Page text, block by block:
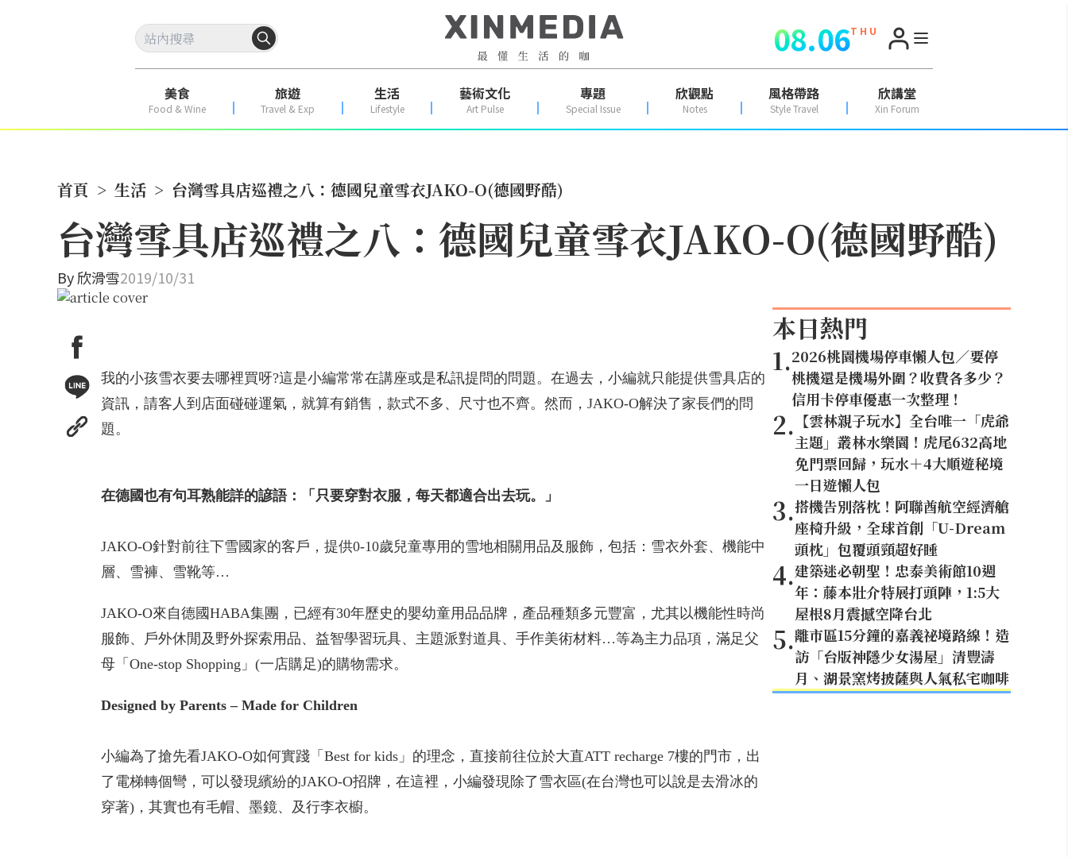
08.06T H U
美食
Food & Wine
旅遊
Travel & Exp
生活
Lifestyle
藝術文化
Art Pulse
專題
Special Issue
欣觀點
Notes
風格帶路
Style Travel
欣講堂
Xin Forum
首頁 > 生活 > 台灣雪具店巡禮之八：德國兒童雪衣JAKO-O(德國野酷)
台灣雪具店巡禮之八：德國兒童雪衣JAKO-O(德國野酷)
By欣滑雪2019/10/31
我的小孩雪衣要去哪裡買呀?這是小編常常在講座或是私訊提問的問題。在過去，小編就只能提供雪具店的
資訊，請客人到店面碰碰運氣，就算有銷售，款式不多、尺寸也不齊。然而，JAKO-O解決了家長們的問
題。
在德國也有句耳熟能詳的諺語：「只要穿對衣服，每天都適合出去玩。」
JAKO-O針對前往下雪國家的客戶，提供0-10歲兒童專用的雪地相關用品及服飾，包括：雪衣外套、機能中
層、雪褲、雪靴等…
JAKO-O來自德國HABA集團，已經有30年歷史的嬰幼童用品品牌，產品種類多元豐富，尤其以機能性時尚
服飾、戶外休閒及野外探索用品、益智學習玩具、主題派對道具、手作美術材料…等為主力品項，滿足父
母「One-stop Shopping」(一店購足)的購物需求。
Designed by Parents– Made for Children
小編為了搶先看JAKO-O如何實踐「Best for kids」的理念，直接前往位於大直ATT recharge 7樓的門市，出
了電梯轉個彎，可以發現繽紛的JAKO-O招牌，在這裡，小編發現除了雪衣區(在台灣也可以說是去滑冰的
穿著)，其實也有毛帽、墨鏡、及行李衣櫥。
本日熱門
1.2026桃園機場停車懶人包／要停
桃機還是機場外圍？收費各多少？
信用卡停車優惠一次整理！
2. 【雲林親子玩水】全台唯一「虎爺
主題」叢林水樂園！虎尾632高地
免門票回歸，玩水＋4大順遊秘境
一日遊懶人包
3.搭機告別落枕！阿聯酋航空經濟艙
座椅升級，全球首創「U-Dream
頭枕」包覆頭頸超好睡
4.建築迷必朝聖！忠泰美術館10週
年：藤本壯介特展打頭陣，1:5大
屋根8月震撼空降台北
5.離市區15分鐘的嘉義祕境路線！造
訪「台版神隱少女湯屋」清豐濤
月、湖景窯烤披薩與人氣私宅咖啡